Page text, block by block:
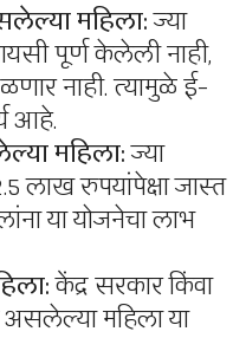
महिला:ज्या
पूर्ण केलेली नाही,
नाही. त्यामुळे ई-
आहे.
महिला:ज्या
लाख रुपयांपेक्षा जास्त
या योजनेचा लाभ
केंद्र सरकार किंवा
महिला या